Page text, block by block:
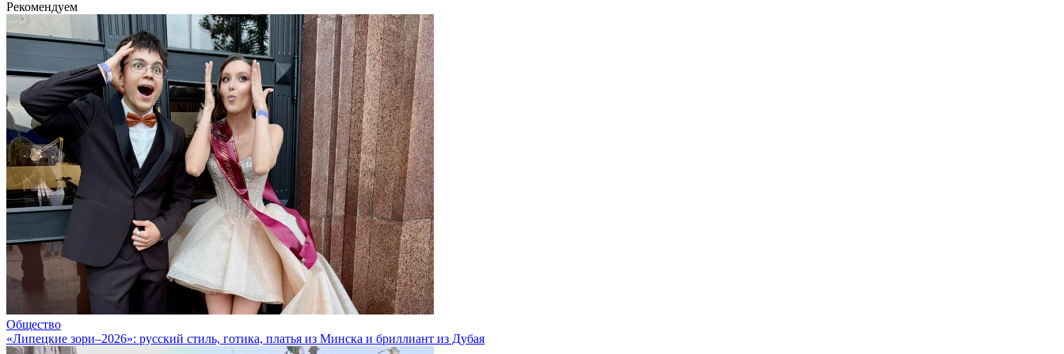
Рекомендуем
Общество
«Липецкие зори–2026»: русский стиль, готика, платья из Минска и бриллиант из Дубая